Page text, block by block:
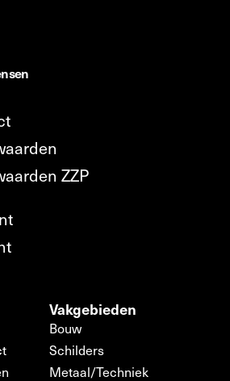
ZZP
Vakgebieden
Bouw
Schilders
Metaal/Techniek